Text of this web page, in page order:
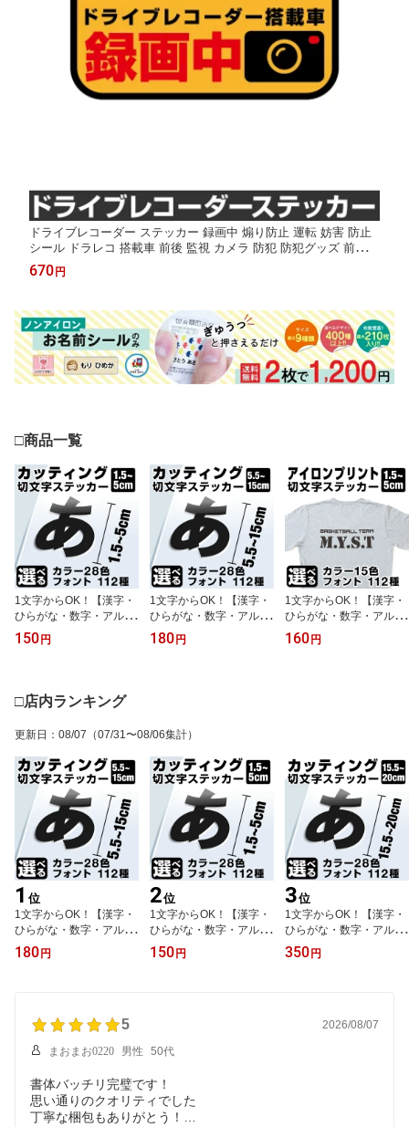
ドライブレコーダー ステッカー 録画中 煽り防止 運転 妨害 防止
シール ドラレコ 搭載車 前後 監視 カメラ 防犯 防犯グッズ 前後録
画中 車 セキュリティー 安全運転 セーフティー 録画 防水 耐水 大
きい [◆]
670 円
□商品一覧
1文字からOK！【漢字・
ひらがな・数字・アルフ
ァベット】5cmまで同価
格！（1.5〜5cm） カッ
ーメイド サーフィン バ
イク 看板 ポスト 扉 スー
テッカー
150円
1文字からOK！【漢字・
ひらがな・数字・アルフ
ァベット】15cmまで同
価格！（5.5〜15cm）屋
ステッカー [◆]
180円
1文字からOK！【漢字・
ひらがな・数字・アルフ
ァベット】5cmまで同価
格！（1.5〜5cm）アイロ
160円
□店内ランキング
更新日 ： 08/07 （07/31〜08/06集計）
1 位
1文字からOK！【漢字・
ひらがな・数字・アルフ
ァベット】15cmまで同
価格！（5.5〜15cm）屋
看板 店舗名 ポスト 扉 ス
ステッカー [◆]
180円
2位
1文字からOK！【漢字・
ひらがな・数字・アルフ
ァベット】5cmまで同価
格！（1.5〜5cm） カッ
テッカー
150円
3位
1文字からOK！【漢字・
ひらがな・数字・アルフ
ァベット】20cmまで同
価格！（15.5〜20cm）
バイク 看板 ポスト 扉 ス
350円
5 2026/08/07
まおまお0220 男性 50代
書体バッチリ完璧です！
思い通りのクオリティでした
丁寧な梱包もありがとう！